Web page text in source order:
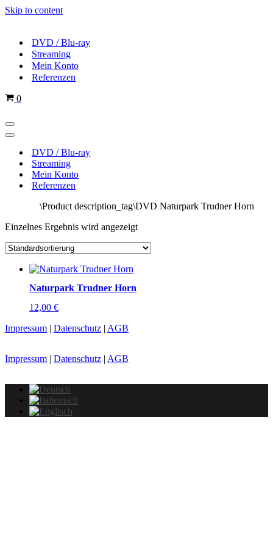
Skip to content
DVD / Blu-ray
Streaming
Mein Konto
Referenzen
Cart
0
Navigations-
Menü
Navigations-
DVD / Blu-ray
Streaming
Mein Konto
Referenzen
\Product description_tag\DVD Naturpark Trudner Horn
Einzelnes Ergebnis wird angezeigt
Naturpark Trudner Horn
12,00 €
Impressum | Datenschutz | AGB
Impressum | Datenschutz | AGB